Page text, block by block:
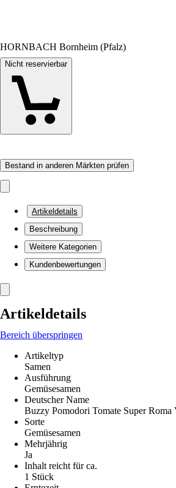
HORNBACH Bornheim (Pfalz)
Nicht reservierbar
Bestand in anderen Märkten prüfen
Artikeldetails
Beschreibung
Weitere Kategorien
Kundenbewertungen
Artikeldetails
Bereich überspringen
Artikeltyp
Samen
Ausführung
Gemüsesamen
Deutscher Name
Buzzy Pomodori Tomate Super Roma
Sorte
Gemüsesamen
Mehrjährig
Ja
Inhalt reicht für ca.
1 Stück